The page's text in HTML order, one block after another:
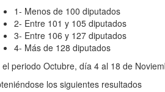
1- Menos de 100 diputados
2- Entre 101 y 105 diputados
3- Entre 106 y 127 diputados
4- Más de 128 diputados
el periodo Octubre, día 4 al 18 de
los siguientes resultados